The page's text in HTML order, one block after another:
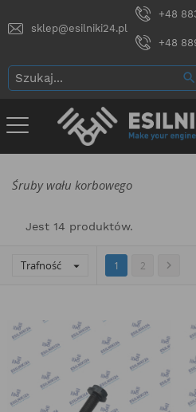
sklep@esilniki24.pl
+48
+48
Śruby wału korbowego
Jest 14 produktów.
Trafność  1 2 